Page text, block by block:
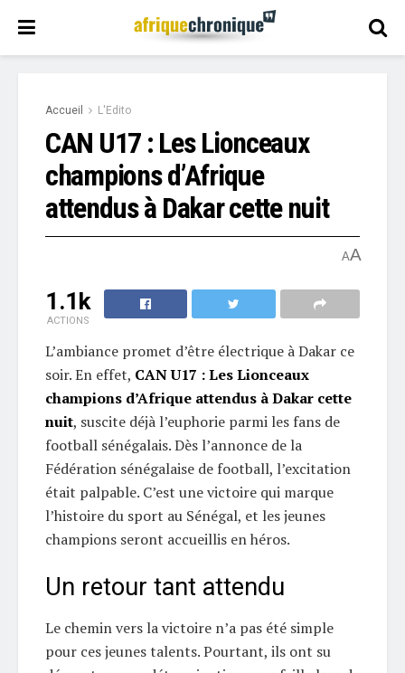
Accueil L'Edito
CAN U17 : Les Lionceaux
champions d’Afrique
attendus à Dakar cette nuit
AA
1.1k
ACTIONS
L’ambiance promet d’être électrique à Dakar ce
soir. En effet, CAN U17 : Les Lionceaux
champions d’Afrique attendus à Dakar cette
nuit, suscite déjà l’euphorie parmi les fans de
football sénégalais. Dès l’annonce de la
Fédération sénégalaise de football, l’excitation
était palpable. C’est une victoire qui marque
l’histoire du sport au Sénégal, et les jeunes
champions seront accueillis en héros.
Un retour tant attendu
Le chemin vers la victoire n’a pas été simple
pour ces jeunes talents. Pourtant, ils ont su